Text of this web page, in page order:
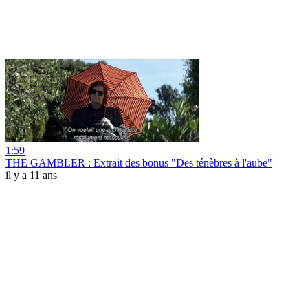
1:59
THE GAMBLER : Extrait des bonus "Des ténèbres à l'aube"
il y a 11 ans